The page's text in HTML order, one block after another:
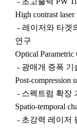
High contrast laser
- 레이저와 타겟
연구
Optical
- 광매개 증폭 기
Post-compression
- 스펙트럼 확장
Spatio-temporal
- 초강력 레이저